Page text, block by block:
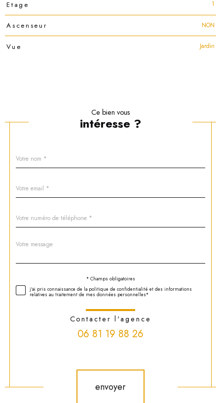
Etage 1
Ascenseur NON
Vue Jardin
Ce bien vous
intéresse ?
Fieldset
par
*
*
*
Fieldset
défaut
Message
*
* Champs obligatoires
j'ai pris connaissance de la politique de confidentialité et des informations
relatives au traitement de mes données personnelles*
Contacter l'agence
06 81 19 88 26
envoyer